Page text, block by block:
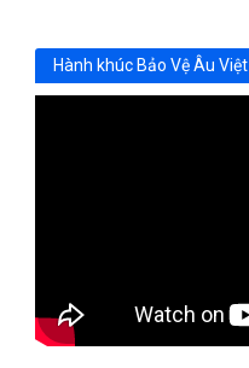
Hành khúc Bảo Vệ Âu Việt